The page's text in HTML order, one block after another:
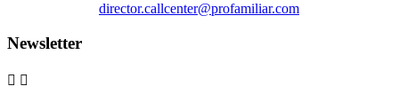
director.callcenter@profamiliar.com
Newsletter
 